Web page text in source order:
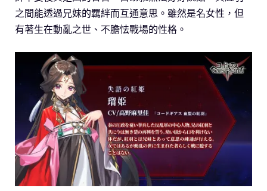
之間能透過兄妹的羈絆而互通意思。雖然是名女性，但
有著生在動亂之世、不膽怯戰場的性格。